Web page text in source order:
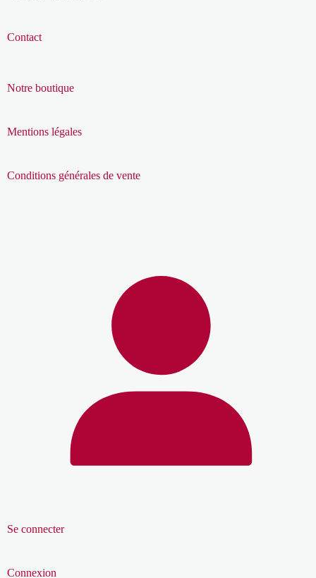
Contact
Notre boutique
Mentions légales
Conditions générales de vente
Se connecter
Connexion